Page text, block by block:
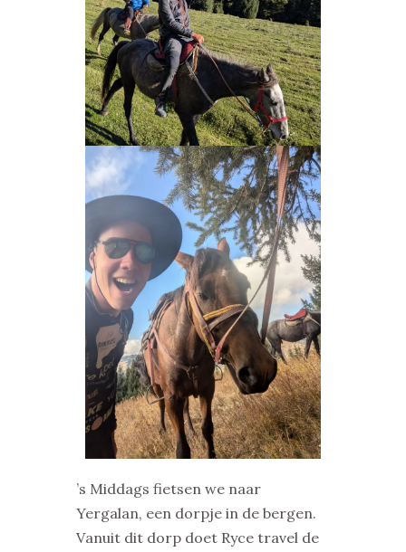
’s Middags fietsen we naar
Yergalan, een dorpje in de bergen.
Vanuit dit dorp doet Ryce travel de